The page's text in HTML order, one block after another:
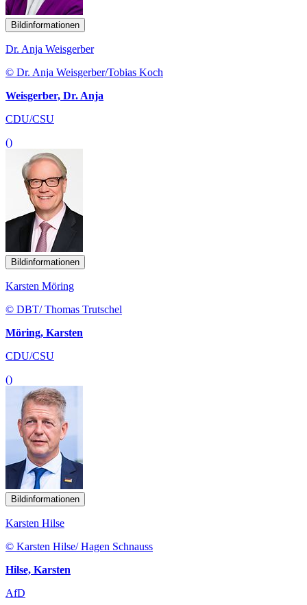
Bildinformationen
Dr. Anja Weisgerber
© Dr. Anja Weisgerber/Tobias Koch
Weisgerber, Dr. Anja
CDU/CSU
()
Bildinformationen
Karsten Möring
© DBT/ Thomas Trutschel
Möring, Karsten
CDU/CSU
()
Bildinformationen
Karsten Hilse
© Karsten Hilse/ Hagen Schnauss
Hilse, Karsten
AfD